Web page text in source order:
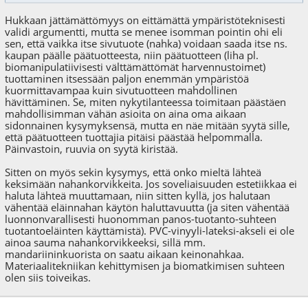
Hukkaan jättämättömyys on eittämättä ympäristöteknisesti
validi argumentti, mutta se menee isomman pointin ohi eli
sen, että vaikka itse sivutuote (nahka) voidaan saada itse ns.
kaupan päälle päätuotteesta, niin päätuotteen (liha pl.
biomanipulatiivisesti välttämättömät harvennustoimet)
tuottaminen itsessään paljon enemmän ympäristöä
kuormittavampaa kuin sivutuotteen mahdollinen
hävittäminen. Se, miten nykytilanteessa toimitaan päästäen
mahdollisimman vähän asioita on aina oma aikaan
sidonnainen kysymyksensä, mutta en näe mitään syytä sille,
että päätuotteen tuottajia pitäisi päästää helpommalla.
Päinvastoin, ruuvia on syytä kiristää.
Sitten on myös sekin kysymys, että onko mieltä lähteä
keksimään nahankorvikkeita. Jos soveliaisuuden estetiikkaa ei
haluta lähteä muuttamaan, niin sitten kyllä, jos halutaan
vähentää eläinnahan käytön haluttavuutta (ja siten vähentää
luonnonvarallisesti huonomman panos-tuotanto-suhteen
tuotantoeläinten käyttämistä). PVC-vinyyli-lateksi-akseli ei ole
ainoa sauma nahankorvikkeeksi, sillä mm.
mandariininkuorista on saatu aikaan keinonahkaa.
Materiaalitekniikan kehittymisen ja biomatkimisen suhteen
olen siis toiveikas.